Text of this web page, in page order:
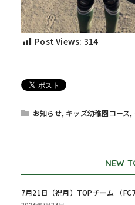
Post Views: 314
お知らせ, キッズ幼稚園コース,
NEW
7月21日（祝月）TOPチーム （FC